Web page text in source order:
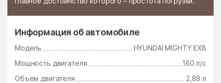
Информация об автомобиле
Модель
HYUNDAI MIGHTY EX8
Мощность двигателя
160 л/с
Объем двигателя
2,89 л
Шаховская Шевляково
Электрогорск